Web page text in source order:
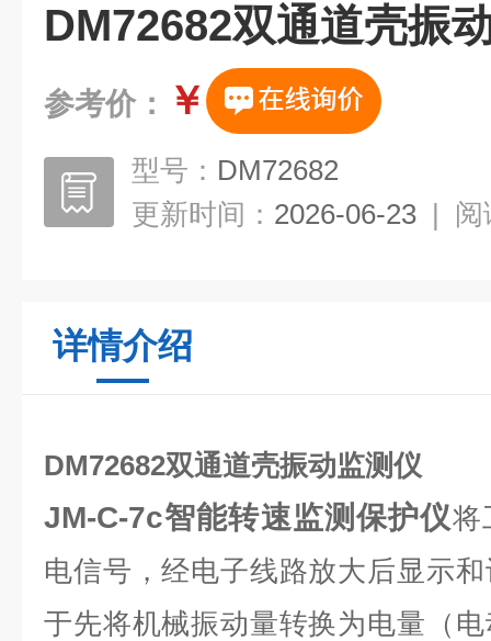
DM72682双通道壳振
参考价： ￥
型号： DM72682
更新时间： 2026-06-23 | 阅
详情介绍
DM72682双通道壳振动监测仪
JM-C-7c智能转速监测保护仪将
电信号，经电子线路放大后显示
于先将机械振动量转换为电量（